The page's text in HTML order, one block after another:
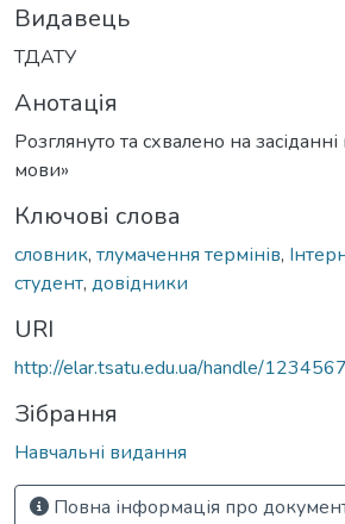
Видавець
ТДАТУ
Анотація
Розглянуто та схвалено на
мови»
Ключові слова
словник, тлумачення термінів,
студент, довідники
URI
http://elar.tsatu.edu.ua/handle/
Зібрання
Навчальні видання
Повна інформація про